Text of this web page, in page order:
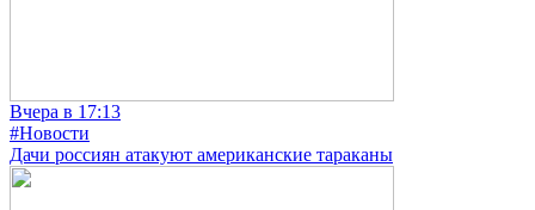
Вчера в 17:13
#Новости
Дачи россиян атакуют американские тараканы